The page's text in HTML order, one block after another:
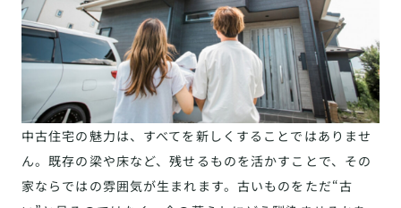
中古住宅の魅力は、すべてを新しくすることではありませ
ん。既存の梁や床など、残せるものを活かすことで、その
家ならではの雰囲気が生まれます。古いものをただ“古